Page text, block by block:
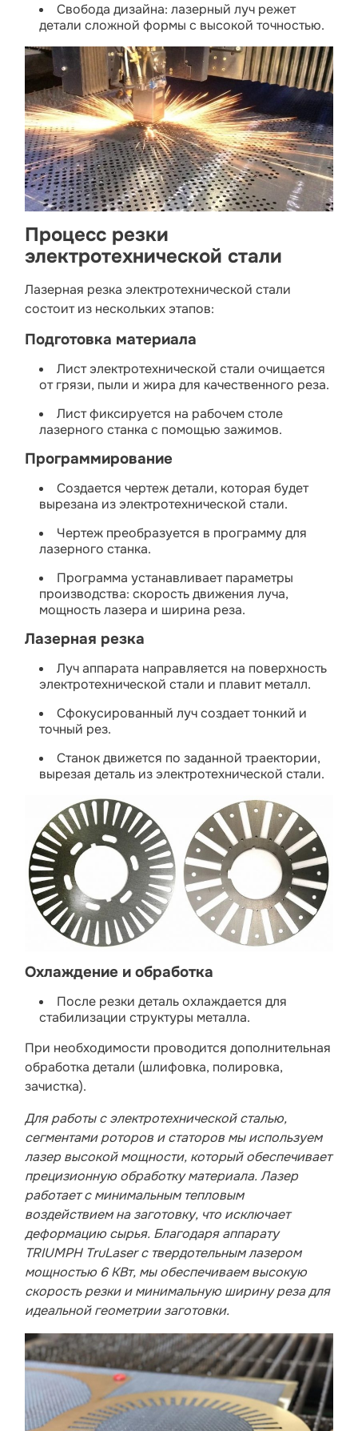
Свобода дизайна: лазерный луч режет
детали сложной формы с высокой точностью.
Процесс резки
электротехнической стали
Лазерная резка электротехнической стали
состоит из нескольких этапов:
Подготовка материала
Лист электротехнической стали очищается
от грязи, пыли и жира для качественного реза.
Лист фиксируется на рабочем столе
лазерного станка с помощью зажимов.
Программирование
Создается чертеж детали, которая будет
вырезана из электротехнической стали.
Чертеж преобразуется в программу для
лазерного станка.
Программа устанавливает параметры
производства: скорость движения луча,
мощность лазера и ширина реза.
Лазерная резка
Луч аппарата направляется на поверхность
электротехнической стали и плавит металл.
Сфокусированный луч создает тонкий и
точный рез.
Станок движется по заданной траектории,
вырезая деталь из электротехнической стали.
Охлаждение и обработка
После резки деталь охлаждается для
стабилизации структуры металла.
При необходимости проводится дополнительная
обработка детали (шлифовка, полировка,
зачистка).
Для работы с электротехнической сталью,
сегментами роторов и статоров мы используем
лазер высокой мощности, который обеспечивает
прецизионную обработку материала. Лазер
работает с минимальным тепловым
воздействием на заготовку, что исключает
деформацию сырья. Благодаря аппарату
TRIUMPH TruLaser с твердотельным лазером
мощностью 6 КВт, мы обеспечиваем высокую
скорость резки и минимальную ширину реза для
идеальной геометрии заготовки.